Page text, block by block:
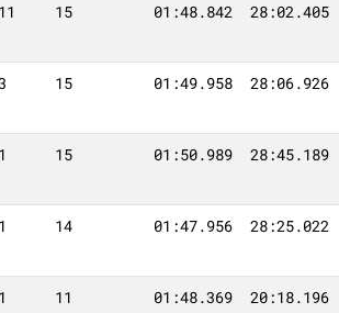
11 15 01:48.842 28:02.405
15 01:49.958 28:06.926
1 15 01:50.989 28:45.189
1 14 01:47.956 28:25.022
1 11 01:48.369 20:18.196